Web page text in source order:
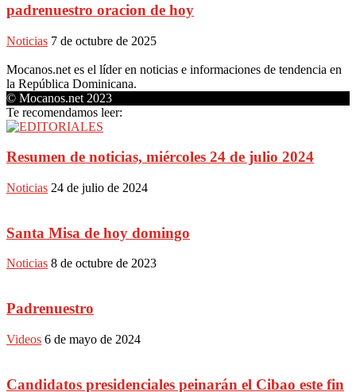
padrenuestro oracion de hoy
Noticias 7 de octubre de 2025
Mocanos.net es el líder en noticias e informaciones de tendencia en
la República Dominicana.
© Mocanos.net 2023
Te recomendamos leer:
Resumen de noticias, miércoles 24 de julio 2024
Noticias 24 de julio de 2024
Santa Misa de hoy domingo
Noticias 8 de octubre de 2023
Padrenuestro
Videos 6 de mayo de 2024
Candidatos presidenciales peinarán el Cibao este fin